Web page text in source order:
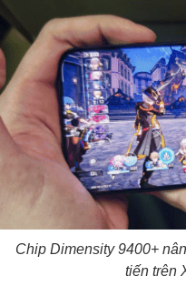
Chip Dimensity 9400+
tiến trên